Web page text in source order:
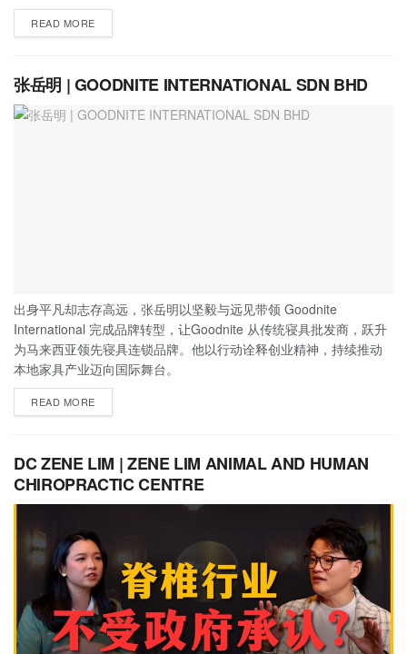
READ MORE
张岳明 | GOODNITE INTERNATIONAL SDN BHD
出身平凡却志存高远，张岳明以坚毅与远见带领 Goodnite
International 完成品牌转型，让Goodnite 从传统寝具批发商，跃升
为马来西亚领先寝具连锁品牌。他以行动诠释创业精神，持续推动
本地家具产业迈向国际舞台。
READ MORE
DC ZENE LIM | ZENE LIM ANIMAL AND HUMAN
CHIROPRACTIC CENTRE